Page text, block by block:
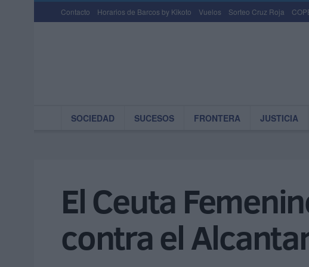
Contacto Horarios de Barcos by Kikoto Vuelos Sorteo Cruz Roja
SOCIEDAD SUCESOS FRONTERA JUSTICIA
El Ceuta
contra el